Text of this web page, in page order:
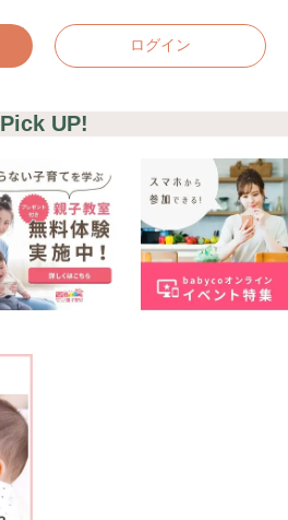
ログイン
Pick UP!